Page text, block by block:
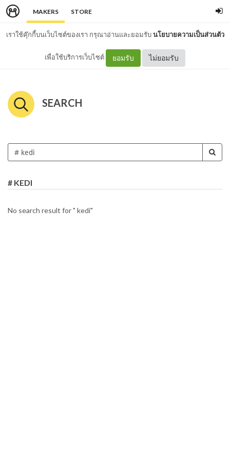
MAKERS STORE
เราใช้คุ๊กกี้บนเว็บไซต์ของเรา กรุณาอ่านและยอมรับนโยบายความเป็นส่วนตัว
เพื่อใช้บริการเว็บไซต์ ยอมรับ ไม่ยอมรับ
SEARCH
# KEDI
No search result for " kedi"